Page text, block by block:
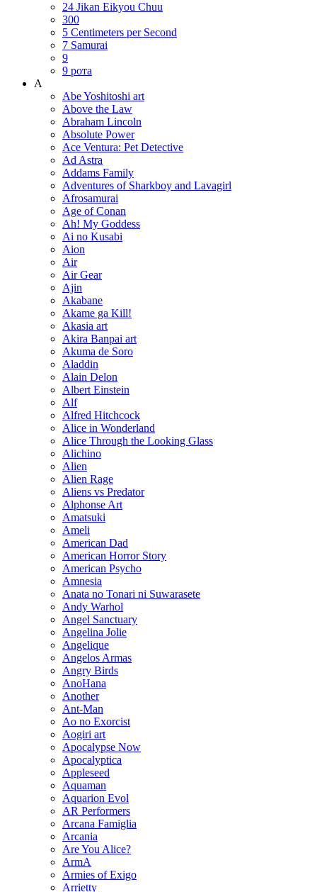
24 Jikan Eikyou Chuu
300
5 Centimeters per Second
7 Samurai
9
9 рота
A
Abe Yoshitoshi art
Above the Law
Abraham Lincoln
Absolute Power
Ace Ventura: Pet Detective
Ad Astra
Addams Family
Adventures of Sharkboy and Lavagirl
Afrosamurai
Age of Conan
Ah! My Goddess
Ai no Kusabi
Aion
Air
Air Gear
Ajin
Akabane
Akame ga Kill!
Akasia art
Akira Banpai art
Akuma de Soro
Aladdin
Alain Delon
Albert Einstein
Alf
Alfred Hitchcock
Alice in Wonderland
Alice Through the Looking Glass
Alichino
Alien
Alien Rage
Aliens vs Predator
Alphonse Art
Amatsuki
Ameli
American Dad
American Horror Story
American Psycho
Amnesia
Anata no Tonari ni Suwarasete
Andy Warhol
Angel Sanctuary
Angelina Jolie
Angelique
Angelos Armas
Angry Birds
AnoHana
Another
Ant-Man
Ao no Exorcist
Aogiri art
Apocalypse Now
Apocalyptica
Appleseed
Aquaman
Aquarion Evol
AR Performers
Arcana Famiglia
Arcania
Are You Alice?
ArmA
Armies of Exigo
Arrietty